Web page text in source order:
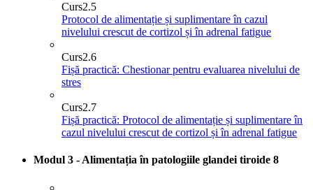
Curs2.5
Protocol de alimentație și suplimentare în cazul
nivelului crescut de cortizol și în adrenal fatigue
Curs2.6
Fișă practică: Chestionar pentru evaluarea nivelului de
stres
Curs2.7
Fișă practică: Protocol de alimentație și suplimentare în
cazul nivelului crescut de cortizol și în adrenal fatigue
Modul 3 - Alimentația în patologiile glandei tiroide 8